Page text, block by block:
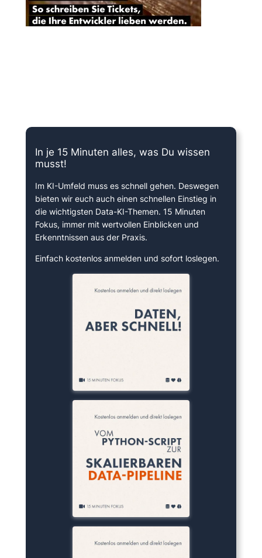
In je 15 Minuten alles, was Du wissen
musst!
Im KI-Umfeld muss es schnell gehen. Deswegen
bieten wir euch auch einen schnellen Einstieg in
die wichtigsten Data-KI-Themen. 15 Minuten
Fokus, immer mit wertvollen Einblicken und
Erkenntnissen aus der Praxis.
Einfach kostenlos anmelden und sofort loslegen.